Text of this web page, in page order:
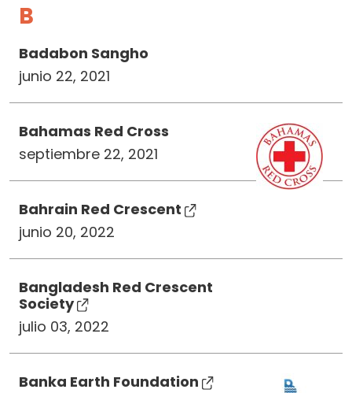
B
Badabon Sangho
junio 22, 2021
Bahamas Red Cross
septiembre 22, 2021
Bahrain Red Crescent
junio 20, 2022
Bangladesh Red Crescent
Society
julio 03, 2022
Banka Earth Foundation